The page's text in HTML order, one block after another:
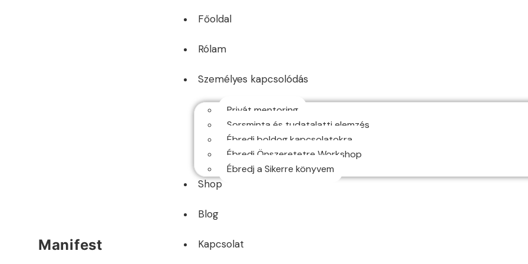
Manifest
Főoldal
Rólam
Személyes kapcsolódás
Privát mentoring
Sorsminta és tudatalatti elemzés
Ébredj boldog kapcsolatokra
Ébredj Önszeretetre Workshop
Ébredj a Sikerre könyvem
Shop
Blog
Kapcsolat